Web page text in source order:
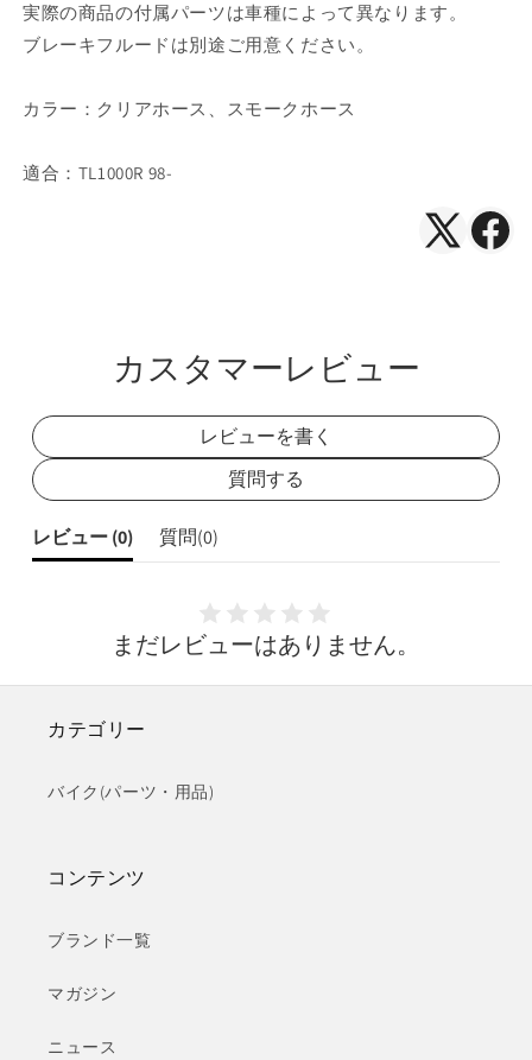
実際の商品の付属パーツは車種によって異なります。
ブレーキフルードは別途ご用意ください。
カラー：クリアホース、スモークホース
適合：TL1000R 98-
X（Twitter
カスタマーレビュー
レビューを書く
質問する
レビュー (0) 質問(0)
まだレビューはありません。
カテゴリー
バイク(パーツ・用品)
コンテンツ
ブランド一覧
マガジン
ニュース